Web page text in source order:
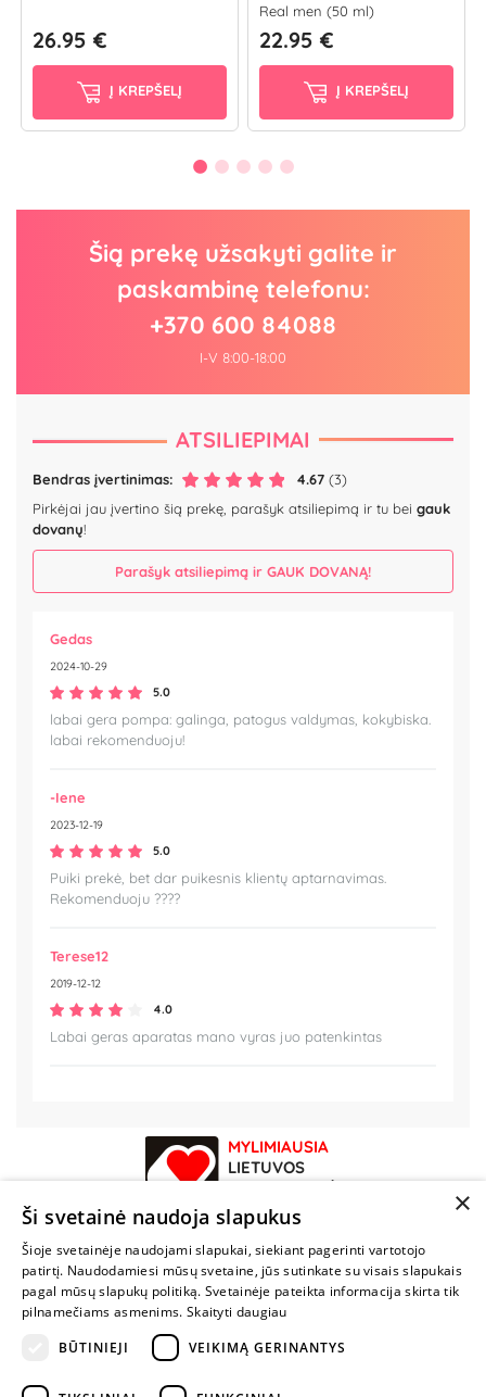
26.95 €
Į KREPŠELĮ
Real men (50 ml)
22.95 €
Į KREPŠELĮ
Šią prekę užsakyti galite ir
paskambinę telefonu:
+370 600 84088
I-V 8:00-18:00
ATSILIEPIMAI
Bendras įvertinimas: 4.67 (3)
Pirkėjai jau įvertino šią prekę, parašyk atsiliepimą ir tu bei gauk
dovanų!
Parašyk atsiliepimą ir GAUK DOVANĄ!
Gedas
2024-10-29
5.0
labai gera pompa: galinga, patogus valdymas, kokybiska.
labai rekomenduoju!
-Iene
2023-12-19
5.0
Puiki prekė, bet dar puikesnis klientų aptarnavimas.
Rekomenduoju ????
Terese12
2019-12-12
4.0
Labai geras aparatas mano vyras juo patenkintas
MYLIMIAUSIA
LIETUVOS
ELEKTRONINĖ
PARDUOTUVĖ
NENUSTOK
ŽAISTI
+370 600 84088
info@fantazijos.lt
×
Ši svetainė naudoja slapukus
Šioje svetainėje naudojami slapukai, siekiant pagerinti vartotojo
patirtį. Naudodamiesi mūsų svetaine, jūs sutinkate su visais slapukais
pagal mūsų slapukų politiką. Svetainėje pateikta informacija skirta tik
pilnamečiams asmenims. Skaityti daugiau
BŪTINIEJI
VEIKIMĄ GERINANTYS